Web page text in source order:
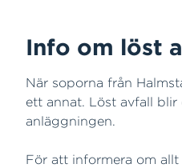
Info om löst
När soporna från
ett annat. Löst avfall
anläggningen.
För att informera om